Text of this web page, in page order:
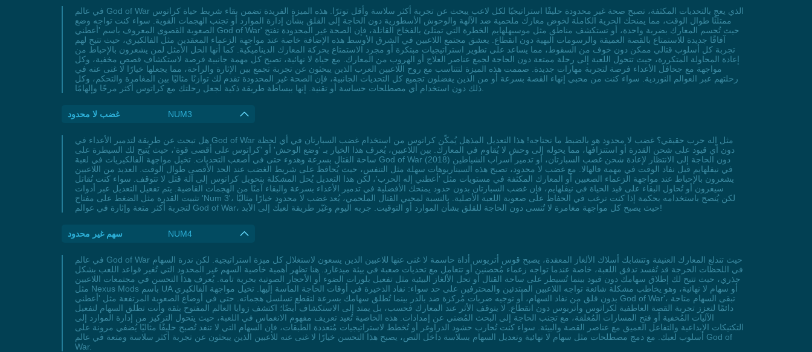
في عالم God of War الذي يعج بالتحديات المكثفة، تصبح صحة غير محدودة حليفًا استراتيجيًا لكل لاعب يبحث عن تجربة أكثر سلاسة وأقل توترًا. هذه الميزة الفريدة تضمن بقاء شريط حياة كراتوس
ممتلئًا طوال الوقت، مما يمنحك الحرية الكاملة لخوض معارك ملحمية ضد الآلهة والوحوش الأسطورية دون الحاجة إلى القلق بشأن إدارة الموارد أو تجنب الهجمات القوية. سواء كنت تواجه وضع
الصعوبة القصوى المعروف باسم 'أعطني God of War' حيث تُحسم المعارك بضربة واحدة، أو تستكشف مناطق مثل موسبهلهايم الخطرة التي تمتلئ بالفخاخ القاتلة، فإن الصحة غير المحدودة تفتح
آفاقًا جديدة للاستمتاع بالقصة العميقة والرسومات البهية دون انقطاع. يعشق مجتمع اللاعبين في الشرق الأوسط هذه الإضافة خاصة عند مواجهة الزعماء المعقدين مثل الفالكيري، حيث تتيح لهم
تجربة كل أسلوب قتالي ممكن دون خوف من السقوط، مما يساعد على تطوير استراتيجيات مبتكرة أو مجرد الاستمتاع بحركة المعارك الديناميكية. كما أنها الحل الأمثل لمن يشعرون بالإحباط من
إعادة المحاولة المتكررة، حيث تتحول اللعبة إلى رحلة ممتعة دون الحاجة لجمع عناصر العلاج أو الهروب من المعارك. مع حياة لا نهائية، تصبح كل مهمة جانبية فرصة لاستكشاف قصص مخفية، وكل
مواجهة مع جحافل الأعداء فرصة لتجربة مهارات جديدة. صممت هذه الميزة لتتناسب مع روح اللاعبين العرب الذين يبحثون عن تجربة تجمع بين الإثارة والراحة، مما يجعلها خيارًا لا غنى عنه في
رحلتهم عبر العوالم النوردية. سواء كنت من محبي إنهاء القصة بسرعة أو من الذين يفضلون تجميع كل التحديات الجانبية، فإن الصحة غير المحدودة تقدم لك توازنًا مثاليًا بين المغامرة والتحكم، وكل
غضب لا محدود NUM3
هل تبحث عن طريقة لتدمير الأعداء في God of War مثل إله حرب حقيقي؟ غضب لا محدود هو بالضبط ما تحتاجه! هذا التعديل المذهل يُمكّن كراتوس من استخدام غضب السبارتان في أي لحظة
دون أي قيود على شحن القدرة أو استنزافها، مما يحوله إلى وحش لا يُقاوم في المعارك. بين اللاعبين، يُعرف هذا الخيار بـ 'وضع الوحش' أو 'كراتوس على أقصى قوة'، حيث يُتيح لك السيطرة على
ساحة القتال بسرعة وهدوء حتى في أصعب التحديات. تخيل مواجهة الفالكيريات في لعبة God of War (2018) دون الحاجة إلى الانتظار لإعادة شحن غضب السبارتان، أو تدمير أسراب الشياطين
في نيفلهايم قبل نفاد الوقت في مهمة فالهالا. مع غضب لا محدود، تصبح هذه السيناريوهات سهلة مثل التنفس، حيث يُحافظ على شريط الغضب عند الحد الأقصى طوال الوقت. العديد من اللاعبين
يشعرون بالإحباط عند مواجهة الزعماء الصعبين أو المعارك المكثفة في مستويات مثل 'أعطني إله الحرب'، لكن هذا التعديل يُحل المشكلة بتحويل كراتوس إلى آلة قتل لا تتوقف. سواء كنت تُقاتل
سيغرون أو تُحاول البقاء على قيد الحياة في نيفلهايم، فإن غضب السبارتان بدون حدود يمنحك الأفضلية في تدمير الأعداء بسرعة والبقاء آمنًا من الهجمات القاضية. يتم تفعيل التعديل عبر أدوات
تثبيت القدرة مثل الضغط على مفتاح 'Num 3'، لكن يُنصح باستخدامه بحكمة إذا كنت ترغب في الحفاظ على صعوبة اللعبة الأصلية. بالنسبة لمحبي القتال الملحمي، يُعد غضب لا محدود خيارًا مثاليًا
لتجربة أكثر متعة وإثارة في عوالم God of War، حيث يصبح كل مواجهة مغامرة لا تُنسى دون الحاجة للقلق بشأن الموارد أو التوقيت. جربه اليوم وغيّر طريقة لعبك إلى الأبد!
سهم غير محدود NUM4
في عالم God of War حيث تندلع المعارك العنيفة وتتشابك أسلاك الألغاز المعقدة، يصبح قوس أتريوس أداة حاسمة لا غنى عنها للاعبين الذين يسعون لاستغلال كل ميزة استراتيجية. لكن ندرة السهام
في اللحظات الحرجة قد تُفسد تدفق اللعبة، خاصة عندما تواجه زعماء مُحصنين أو تتعامل مع تحديات صعبة في بيئة ميدغارد. هنا تظهر أهمية خاصية السهم غير المحدود التي تُغير قواعد اللعب بشكل
جذري، حيث تتيح لك إطلاق سهامك دون قيود بينما تُسيطر على ساحة القتال أو تحل الألغاز البيئية مثل تفعيل بلورات الضوء أو الأحجار الصوتية بحرية تامة. يُعرف هذا التحسن في مجتمعات اللاعبين
مثل Nexus Mods باسم UA أو سهام لا نهائية، وهو يخاطب مشكلة شائعة تواجه اللاعبين المبتدئين والمحترفين على حد سواء: نفاد الذخيرة في أوقات الحاجة الماسة إليها. تخيل مواجهة الفالكيري
بدون قلق من نفاد السهام، أو توجيه ضربات مُركزة ضد بالدر بينما تُطلق سهامك بسرعة لتقطع تسلسل هجماته. حتى في أوضاع الصعوبة المرتفعة مثل 'أعطني God of War'، تبقى السهام متاحة
دائمًا لتعزز تجربة القصة العاطفية لكراتوس وأتريوس دون انقطاع. لا يتوقف الأثر عند المعارك فحسب، بل يمتد إلى الاستكشاف أيضًا؛ اكتشف زوايا العالم المفتوح بثقة وأنت تطلق السهام لتفعيل
الآليات المُخفية أو فتح المسارات المُغلقة، مع تجنب الحاجة إلى البحث المُضني عن إمدادات. هذه الخاصية تُعيد تعريف مفهوم الانغماس في اللعبة، حيث يتحول التركيز من إدارة الموارد إلى
التكتيكات الإبداعية والتفاعل العميق مع عناصر القصة والبيئة. سواء كنت تُحارب حشود الدراوغر أو تُخطط لاستراتيجيات مُتعددة الطبقات، فإن السهام التي لا تنفد تُصبح حليفًا مثاليًا يُضفي مرونة على
أسلوب لعبك. مع دمج مصطلحات مثل سهام لا نهائية وتعديل السهام بسلاسة داخل النص، يصبح هذا التحسن خيارًا لا غنى عنه للاعبين الذين يبحثون عن تجربة أكثر سلاسة ومتعة في عالم God of
War.